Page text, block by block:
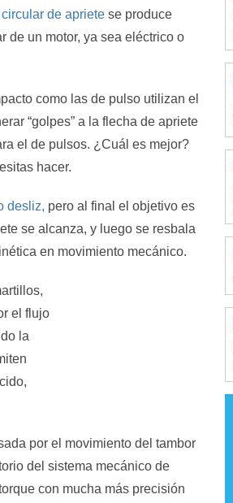
de apriete se produce
de un motor, ya sea eléctrico o
como las de pulso utilizan el
“golpes” a la flecha de apriete
el de pulsos. ¿Cuál es mejor?
hacer.
desliz, pero al final el objetivo es
se alcanza, y luego se resbala
en movimiento mecánico.
el flujo
la
por el movimiento del tambor
del sistema mecánico de
con mucha más precisión